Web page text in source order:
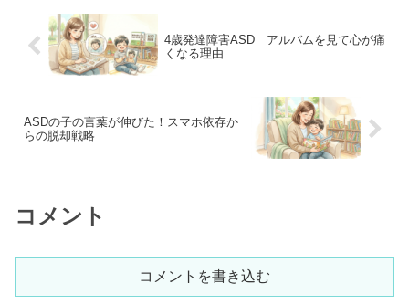
4歳発達障害ASD アルバムを見て心が痛
くなる理由
ASDの子の言葉が伸びた！スマホ依存か
らの脱却戦略
コメント
コメントを書き込む